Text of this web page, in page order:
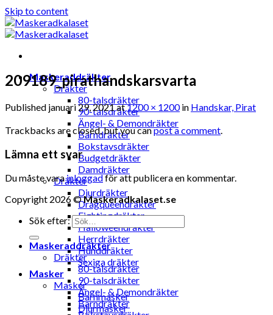
Skip to content
Maskeraddräkter
Dräkter
80-talsdräkter
90-talsdräkter
Ängel- & Demondräkter
Barndräkter
Bokstavsdräkter
Budgetdräkter
Damdräkter
Dräkter
Djurdräkter
Dragqueendräkter
Fightingdräkter
Halloweendräkter
Herrdräkter
Hunddräkter
Sexiga dräkter
Masker
Masker
Barnmasker
Djurmasker
209189_pirathandskarsvarta
Published januari 29, 2021at1200 × 1200in Handskar, Pirat
Trackbacks are closed, but you canpost a comment.
Lämna ett svar
Du måste varainloggadför att publicera en kommentar.
Copyright 2026 ©Maskeradkalaset.se
Sök efter:
Maskeraddräkter
Dräkter
80-talsdräkter
90-talsdräkter
Ängel- & Demondräkter
Barndräkter